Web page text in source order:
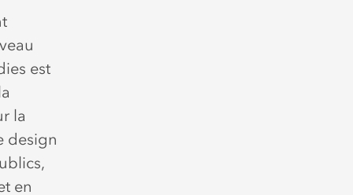
est
la
design
en